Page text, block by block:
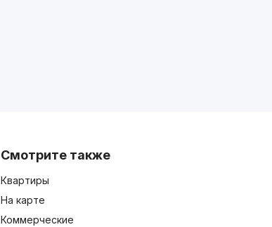
Смотрите также
Квартиры
На карте
Коммерческие